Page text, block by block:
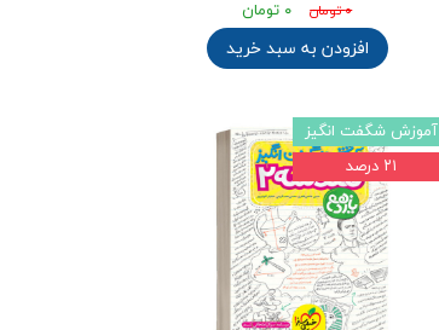
۰ تومان ۰ تومان
افزودن به سبد خرید
آموزش شگفت انگیز
۲۱ درصد